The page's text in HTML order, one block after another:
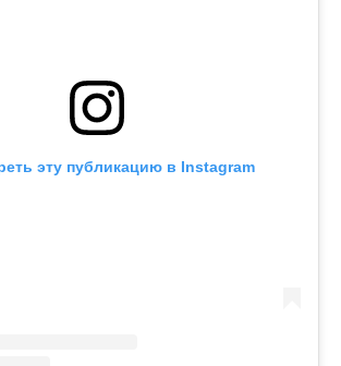
эту публикацию в Instagram